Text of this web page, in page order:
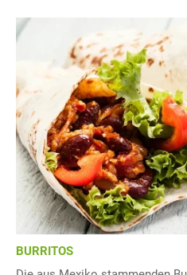
BURRITOS